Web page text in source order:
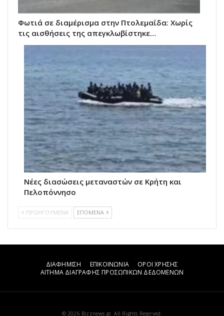
Φωτιά σε διαμέρισμα στην Πτολεμαΐδα: Χωρίς
τις αισθήσεις της απεγκλωβίστηκε…
Νέες διασώσεις μεταναστών σε Κρήτη και
Πελοπόννησο
ΠΡΟΗΓΟΥΜΕΝΑ ΕΠΟΜΕΝΑ
ΔΙΑΦΗΜΙΣΗ ΕΠΙΚΟΙΝΩΝΙΑ
ΟΡΟΙ ΧΡΗΣΗΣ
ΑΙΤΗΜΑ ΔΙΑΓΡΑΦΗΣ ΠΡΟΣΩΠΙΚΩΝ ΔΕΔΟΜΕΝΩΝ
© 2026 Bizznews.gr. All Rights Reserved.